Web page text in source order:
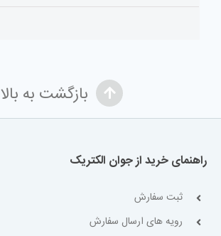
بازگشت به بالا
راهنمای خرید از جوان الکتریک
ثبت سفارش
رویه های ارسال سفارش